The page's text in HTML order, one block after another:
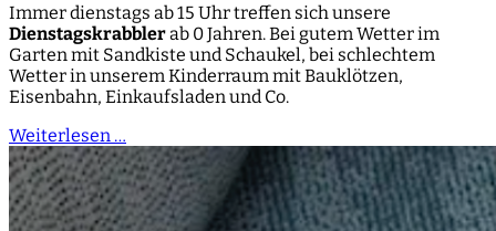
Immer dienstags ab 15 Uhr treffen sich unsere
Dienstagskrabblerab 0 Jahren. Bei gutem Wetter im
Garten mit Sandkiste und Schaukel, bei schlechtem
Wetter in unserem Kinderraum mit Bauklötzen,
Eisenbahn, Einkaufsladen und Co.
Weiterlesen …